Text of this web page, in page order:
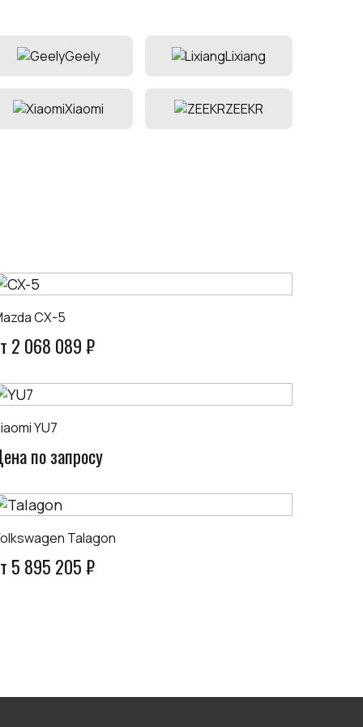
Geely Lixiang
Xiaomi ZEEKR
CX-5
2 068 089 ₽
YU7
по запросу
Talagon
5 895 205 ₽